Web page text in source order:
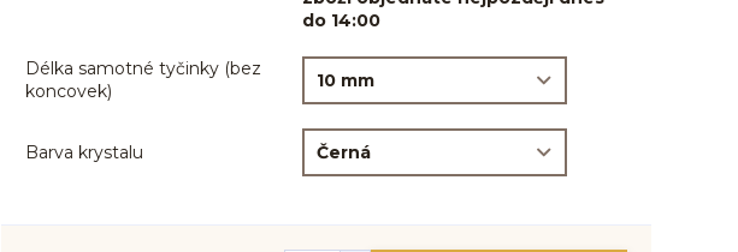
do 14:00
Délka samotné tyčinky (bez
koncovek)
Barva krystalu